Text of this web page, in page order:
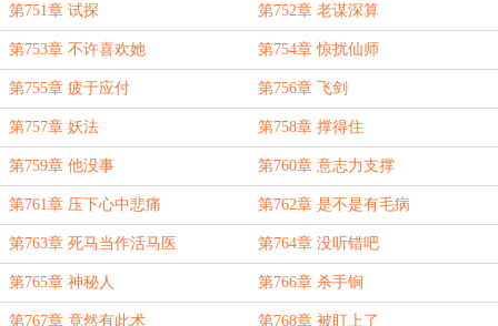
第751章 试探 第752章 老谋深算
第753章 不许喜欢她 第754章 惊扰仙师
第755章 疲于应付 第756章 飞剑
第757章 妖法 第758章 撑得住
第759章 他没事 第760章 意志力支撑
第761章 压下心中悲痛 第762章 是不是有毛病
第763章 死马当作活马医 第764章 没听错吧
第765章 神秘人 第766章 杀手锏
第767章 竟然有此术 第768章 被盯上了